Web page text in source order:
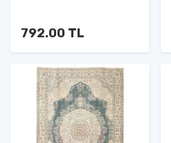
792.00 TL